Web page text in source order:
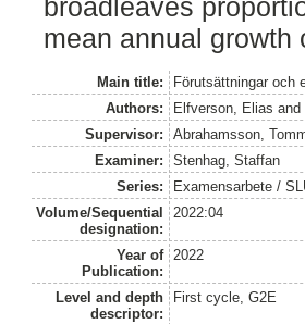
broadleaves
mean annual growth
Main title:
Förutsättningar och
Authors:
Elfverson, Elias and
Supervisor:
Abrahamsson,
Examiner:
Stenhag, Staffan
Series:
Examensarbete /
Volume/Sequential
designation:
2022:04
Year of
Publication:
2022
Level and depth
descriptor:
First cycle, G2E